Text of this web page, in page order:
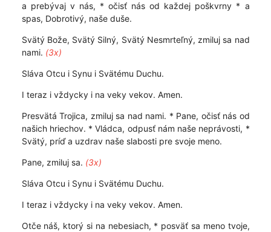
a prebývaj v nás, * očisť nás od každej poškvrny * a
spas, Dobrotivý, naše duše.
Svätý Bože, Svätý Silný, Svätý Nesmrteľný, zmiluj sa nad
nami. (3x)
Sláva Otcu i Synu i Svätému Duchu.
I teraz i vždycky i na veky vekov. Amen.
Presvätá Trojica, zmiluj sa nad nami. * Pane, očisť nás od
našich hriechov. * Vládca, odpusť nám naše neprávosti, *
Svätý, príď a uzdrav naše slabosti pre svoje meno.
Pane, zmiluj sa. (3x)
Sláva Otcu i Synu i Svätému Duchu.
I teraz i vždycky i na veky vekov. Amen.
Otče náš, ktorý si na nebesiach, * posväť sa meno tvoje,